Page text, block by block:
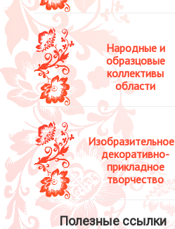
Народные и
образцовые
коллективы
области
декоративно-
прикладное
творчество
Полезные ссылки